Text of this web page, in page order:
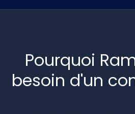
Pourquoi
besoin d'un